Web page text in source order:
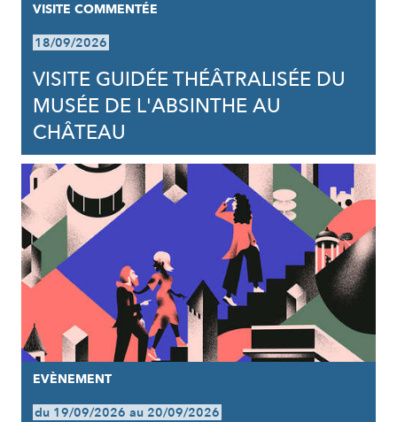
VISITE COMMENTÉE
18/09/2026
VISITE GUIDÉE THÉÂTRALISÉE DU
MUSÉE DE L'ABSINTHE AU
CHÂTEAU
EVÈNEMENT
du 19/09/2026 au 20/09/2026